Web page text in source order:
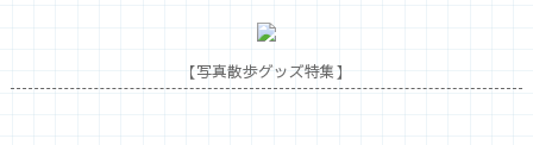
【写真散歩グッズ特集】